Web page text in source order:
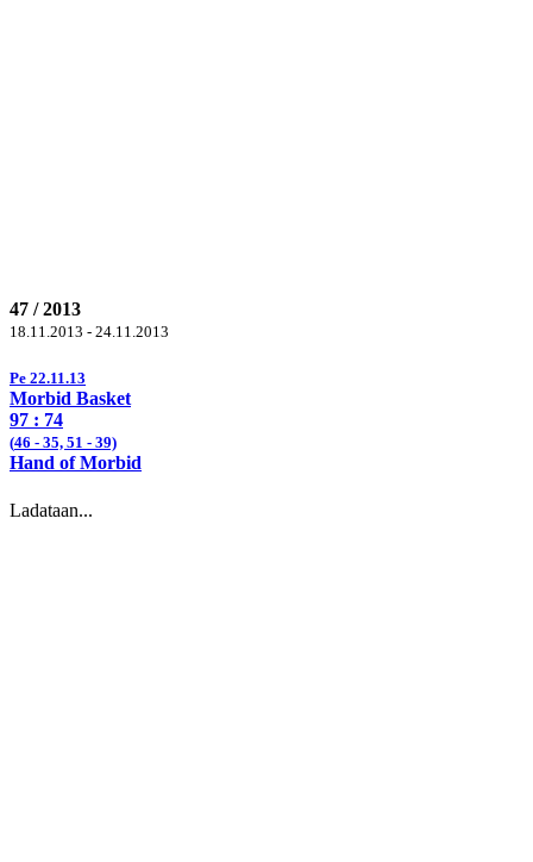
47 / 2013
18.11.2013 - 24.11.2013
Pe 22.11.13
Morbid Basket
97 : 74
(46 - 35, 51 - 39)
Hand of Morbid
Ladataan...